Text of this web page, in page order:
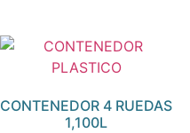
CONTENEDOR 4 RUEDAS
1,100L